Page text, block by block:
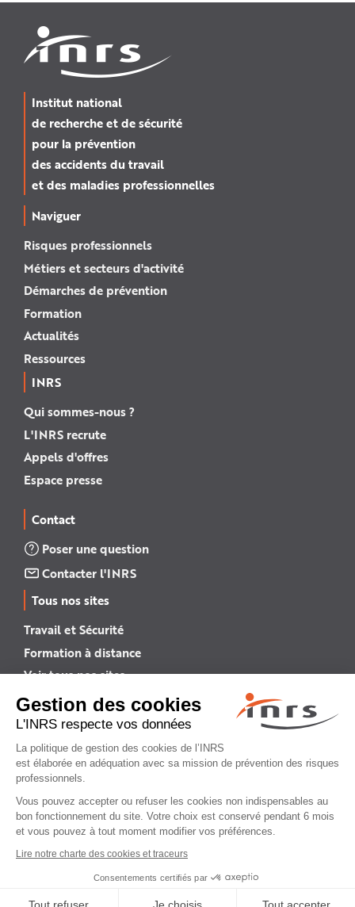
Institut national
de recherche et de sécurité
pour la prévention
des accidents du travail
et des maladies professionnelles
Naviguer
Risques professionnels
Métiers et secteurs d'activité
Démarches de prévention
Formation
Actualités
Ressources
INRS
Qui sommes-nous ?
L'INRS recrute
Appels d'offres
Espace presse
Contact
Poser une question
Contacter l'INRS
Tous nos sites
Travail et Sécurité
Formation à distance
Voir tous nos sites →
INRS English
INRS (english version)
Plan du site
Mentions légales
Politique de confidentialité